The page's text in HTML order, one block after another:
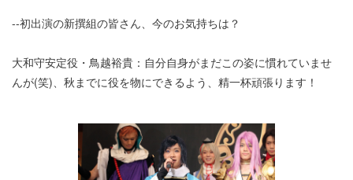
--初出演の新撰組の皆さん、今のお気持ちは？
大和守安定役・鳥越裕貴：自分自身がまだこの姿に慣れていませ
んが(笑)、秋までに役を物にできるよう、精一杯頑張ります！